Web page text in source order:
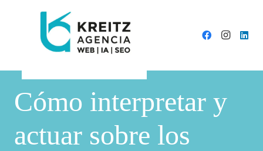
Cómo interpretar y
actuar sobre los